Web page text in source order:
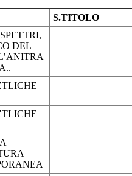
S.TITOLO
DEL